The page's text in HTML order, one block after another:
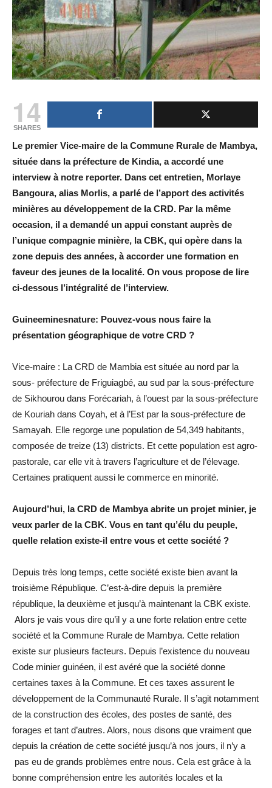
14
SHARES
Le premier Vice-maire de la Commune Rurale de Mambya,
située dans la préfecture de Kindia, a accordé une
interview à notre reporter. Dans cet entretien, Morlaye
Bangoura, alias Morlis, a parlé de l’apport des activités
minières au développement de la CRD. Par la même
occasion, il a demandé un appui constant auprès de
l’unique compagnie minière, la CBK, qui opère dans la
zone depuis des années, à accorder une formation en
faveur des jeunes de la localité. On vous propose de lire
ci-dessous l’intégralité de l’interview.
Guineeminesnature: Pouvez-vous nous faire la
présentation géographique de votre CRD ?
Vice-maire : La CRD de Mambia est située au nord par la
sous- préfecture de Friguiagbé, au sud par la sous-préfecture
de Sikhourou dans Forécariah, à l’ouest par la sous-préfecture
de Kouriah dans Coyah, et à l’Est par la sous-préfecture de
Samayah. Elle regorge une population de 54,349 habitants,
composée de treize (13) districts. Et cette population est agro-
pastorale, car elle vit à travers l’agriculture et de l’élevage.
Certaines pratiquent aussi le commerce en minorité.
Aujourd’hui, la CRD de Mambya abrite un projet minier, je
veux parler de la CBK. Vous en tant qu’élu du peuple,
quelle relation existe-il entre vous et cette société ?
Depuis très long temps, cette société existe bien avant la
troisième République. C’est-à-dire depuis la première
république, la deuxième et jusqu’à maintenant la CBK existe.
Alors je vais vous dire qu’il y a une forte relation entre cette
société et la Commune Rurale de Mambya. Cette relation
existe sur plusieurs facteurs. Depuis l’existence du nouveau
Code minier guinéen, il est avéré que la société donne
certaines taxes à la Commune. Et ces taxes assurent le
développement de la Communauté Rurale. Il s’agit notamment
de la construction des écoles, des postes de santé, des
forages et tant d’autres. Alors, nous disons que vraiment que
depuis la création de cette société jusqu’à nos jours, il n’y a
pas eu de grands problèmes entre nous. Cela est grâce à la
bonne compréhension entre les autorités locales et la